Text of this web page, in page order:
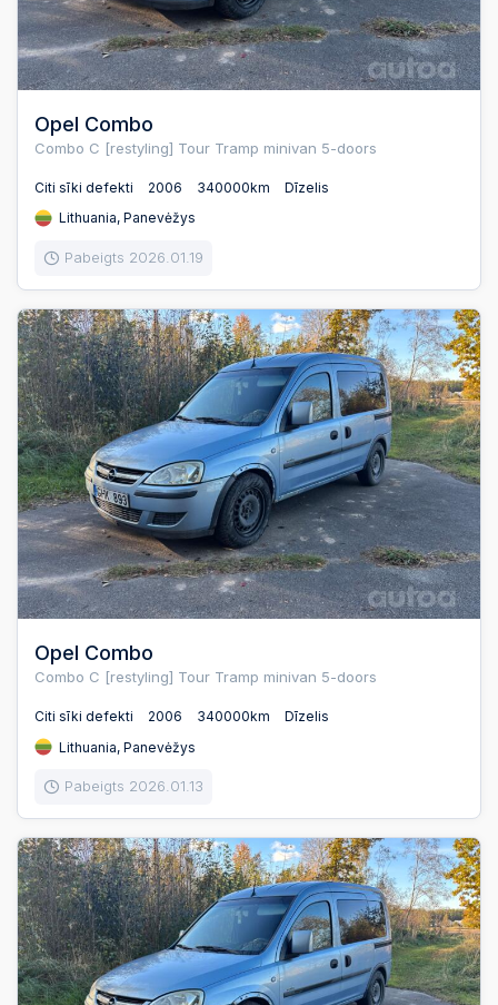
Opel Combo
Combo C [restyling] Tour Tramp minivan 5-doors
Citi sīki defekti 2006 340000km
Dīzelis
Lithuania, Panevėžys
Pabeigts 2026.01.19
Opel Combo
Combo C [restyling] Tour Tramp minivan 5-doors
Citi sīki defekti 2006 340000km
Dīzelis
Lithuania, Panevėžys
Pabeigts 2026.01.13